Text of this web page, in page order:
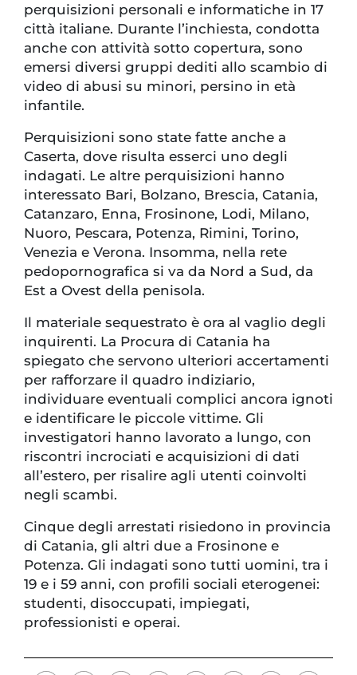
perquisizioni personali e informatiche in 17
città italiane. Durante l’inchiesta, condotta
anche con attività sotto copertura, sono
emersi diversi gruppi dediti allo scambio di
video di abusi su minori, persino in età
infantile.
Perquisizioni sono state fatte anche a
Caserta, dove risulta esserci uno degli
indagati. Le altre perquisizioni hanno
interessato Bari, Bolzano, Brescia, Catania,
Catanzaro, Enna, Frosinone, Lodi, Milano,
Nuoro, Pescara, Potenza, Rimini, Torino,
Venezia e Verona. Insomma, nella rete
pedopornografica si va da Nord a Sud, da
Est a Ovest della penisola.
Il materiale sequestrato è ora al vaglio degli
inquirenti. La Procura di Catania ha
spiegato che servono ulteriori accertamenti
per rafforzare il quadro indiziario,
individuare eventuali complici ancora ignoti
e identificare le piccole vittime. Gli
investigatori hanno lavorato a lungo, con
riscontri incrociati e acquisizioni di dati
all’estero, per risalire agli utenti coinvolti
negli scambi.
Cinque degli arrestati risiedono in provincia
di Catania, gli altri due a Frosinone e
Potenza. Gli indagati sono tutti uomini, tra i
19 e i 59 anni, con profili sociali eterogenei:
studenti, disoccupati, impiegati,
professionisti e operai.